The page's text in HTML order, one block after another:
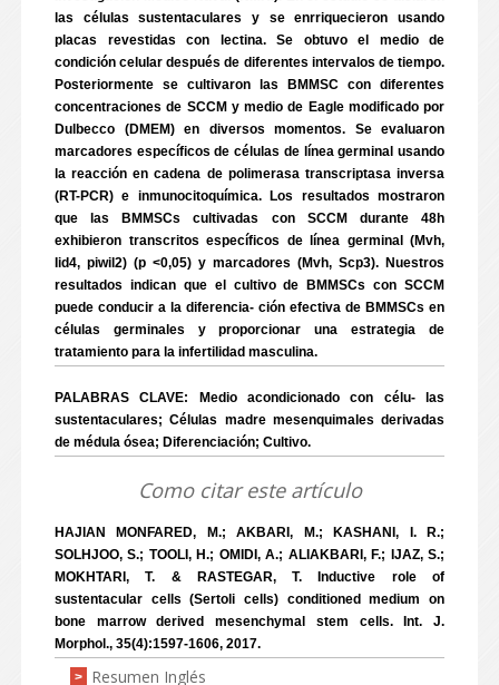
las células sustentaculares y se enrriquecieron usando
placas revestidas con lectina. Se obtuvo el medio de
condición celular después de diferentes intervalos de tiempo.
Posteriormente se cultivaron las BMMSC con diferentes
concentraciones de SCCM y medio de Eagle modificado por
Dulbecco (DMEM) en diversos momentos. Se evaluaron
marcadores específicos de células de línea germinal usando
la reacción en cadena de polimerasa transcriptasa inversa
(RT-PCR) e inmunocitoquímica. Los resultados mostraron
que las BMMSCs cultivadas con SCCM durante 48h
exhibieron transcritos específicos de línea germinal (Mvh,
Iid4, piwil2) (p <0,05) y marcadores (Mvh, Scp3). Nuestros
resultados indican que el cultivo de BMMSCs con SCCM
puede conducir a la diferencia- ción efectiva de BMMSCs en
células germinales y proporcionar una estrategia de
tratamiento para la infertilidad masculina.
PALABRAS CLAVE: Medio acondicionado con célu- las
sustentaculares; Células madre mesenquimales derivadas
de médula ósea; Diferenciación; Cultivo.
Como citar este artículo
HAJIAN MONFARED, M.; AKBARI, M.; KASHANI, I. R.;
SOLHJOO, S.; TOOLI, H.; OMIDI, A.; ALIAKBARI, F.; IJAZ, S.;
MOKHTARI, T. & RASTEGAR, T. Inductive role of
sustentacular cells (Sertoli cells) conditioned medium on
bone marrow derived mesenchymal stem cells. Int. J.
Morphol., 35(4):1597-1606, 2017.
> Resumen Inglés